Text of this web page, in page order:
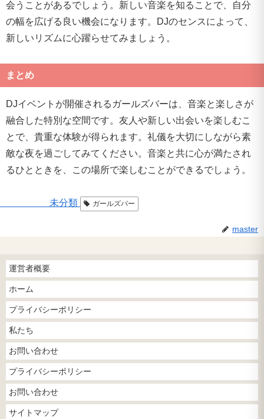
会うことがあるでしょう。新しい音楽を知ることで、自分
の幅を広げる良い機会になります。DJのセンスによって、
新しいリズムに心躍らせてみましょう。
まとめ
DJイベントが開催されるガールズバーは、音楽と楽しさが
融合した特別な空間です。友人や新しい出会いを楽しむこ
とで、貴重な体験が得られます。礼儀を大切にしながら素
敵な夜を過ごしてみてください。音楽と共に心が満たされ
るひとときを、この場所で楽しむことができるでしょう。
未分類 ガールズバー
master
運営者概要
ホーム
プライバシーポリシー
私たち
お問い合わせ
プライバシーポリシー
お問い合わせ
サイトマップ